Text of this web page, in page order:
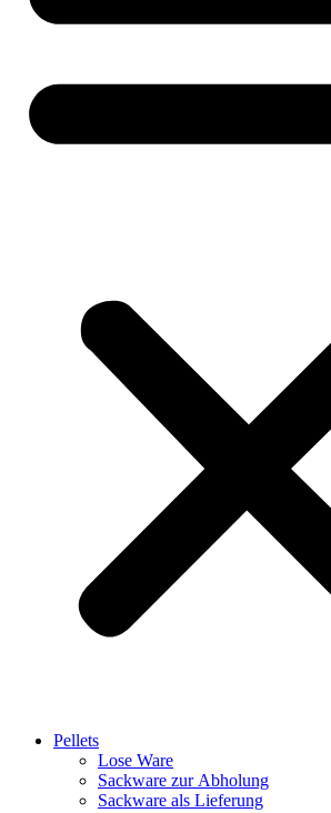
Pellets
Lose Ware
Sackware zur Abholung
Sackware als Lieferung